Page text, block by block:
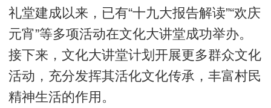
礼堂建成以来，已有“十九大报告解读”“欢庆
元宵”等多项活动在文化大讲堂成功举办。
接下来，文化大讲堂计划开展更多群众文化
活动，充分发挥其活化文化传承，丰富村民
精神生活的作用。